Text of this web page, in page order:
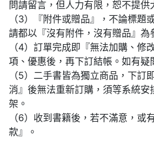
問請留言，但人力有限，恕不提供
（3）『附件或贈品』，不論標題
請都以『沒有附件，沒有贈品』為
（4）訂單完成即『無法加購、修
項、優惠後，再下訂結帳。如有疑
（5）二手書皆為獨立商品，下訂
消』後無法重新訂購，須等系統安
架。
（6）收到書籍後，若不滿意，或
款』。